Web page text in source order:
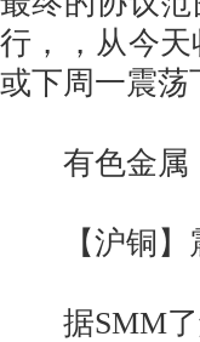
行，，从今
或下周一震
有色金属
【沪铜】
据SMM了